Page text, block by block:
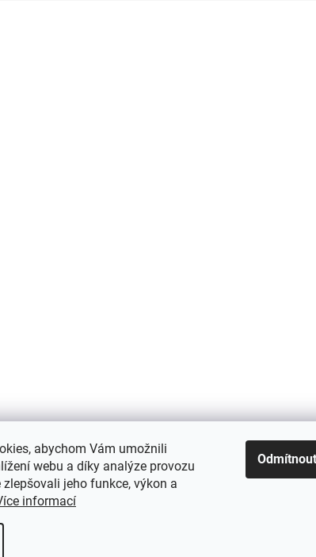
abychom Vám umožnili
webu a díky analýze provozu
jeho funkce, výkon a
informací
Odmítnout